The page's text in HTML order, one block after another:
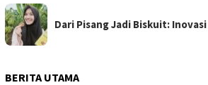
Dari Pisang Jadi Biskuit:
BERITA UTAMA